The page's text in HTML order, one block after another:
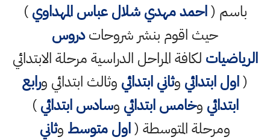
باسم (احمد مهدي شلال عباس المهداوي)
حيث اقوم بنشر شروحاتدروس
الرياضيات لكافة المراحل الدراسية مرحلة الابتدائي
(اول ابتدائي وثاني ابتدائي وثالث ابتدائي ورابع
ابتدائي وخامس ابتدائي وسادس ابتدائي)
ومرحلة المتوسطة (اول متوسط وثاني